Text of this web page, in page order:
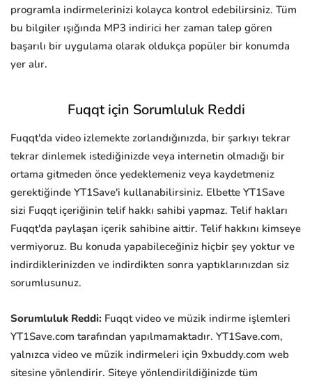
programla indirmelerinizi kolayca kontrol edebilirsiniz. Tüm
bu bilgiler ışığında MP3 indirici her zaman talep gören
başarılı bir uygulama olarak oldukça popüler bir konumda
yer alır.
Fuqqt için Sorumluluk Reddi
Fuqqt'da video izlemekte zorlandığınızda, bir şarkıyı tekrar
tekrar dinlemek istediğinizde veya internetin olmadığı bir
ortama gitmeden önce yedeklemeniz veya kaydetmeniz
gerektiğinde YT1Save'i kullanabilirsiniz. Elbette YT1Save
sizi Fuqqt içeriğinin telif hakkı sahibi yapmaz. Telif hakları
Fuqqt'da paylaşan içerik sahibine aittir. Telif hakkını kimseye
vermiyoruz. Bu konuda yapabileceğiniz hiçbir şey yoktur ve
indirdiklerinizden ve indirdikten sonra yaptıklarınızdan siz
sorumlusunuz.
Sorumluluk Reddi: Fuqqt video ve müzik indirme işlemleri
YT1Save.com tarafından yapılmamaktadır. YT1Save.com,
yalnızca video ve müzik indirmeleri için 9xbuddy.com web
sitesine yönlendirir. Siteye yönlendirildiğinizde tüm